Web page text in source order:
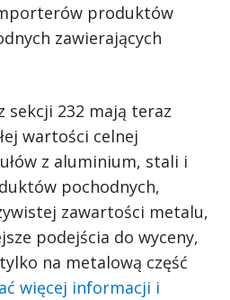
produktów
zawierających
sekcji 232 mają teraz
wartości celnej
z aluminium, stali i
pochodnych,
zawartości metalu,
podejścia do wyceny,
tylko na metalową część
więcej informacji i